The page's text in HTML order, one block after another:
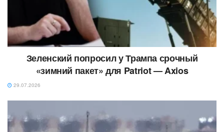
Зеленский попросил у Трампа срочный
«зимний пакет» для Patriot — Axios
29.07.2026